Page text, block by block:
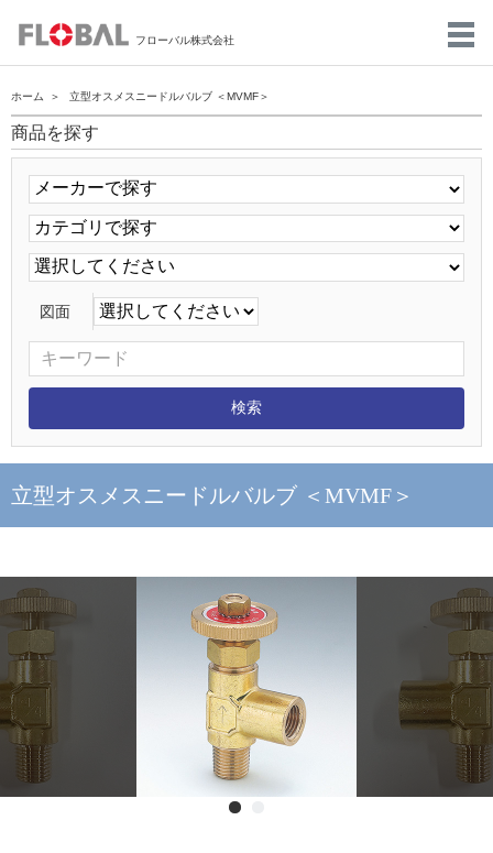
フローバル株式会社
ホーム 立型オスメスニードルバルブ ＜MVMF＞
商品を探す
図面
立型オスメスニードルバルブ ＜MVMF＞